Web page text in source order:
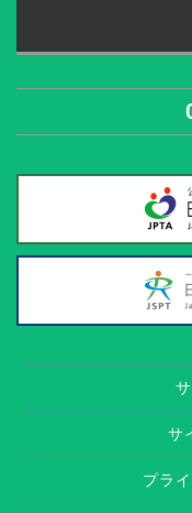
サ
プラ